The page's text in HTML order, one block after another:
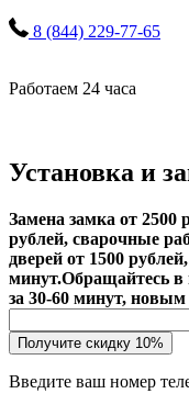
8 (844) 229-77-65
Работаем 24 часа
Установка и
Замена замка от 2500
рублей, сварочные
дверей от 1500
минут.Обращайтесь
за 30-60 минут,
Получите скидку 10%
Введите ваш номер